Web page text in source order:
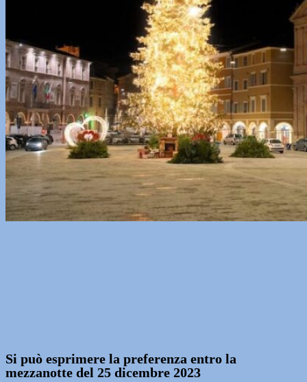
Si può esprimere la preferenza entro la
mezzanotte del 25 dicembre 2023